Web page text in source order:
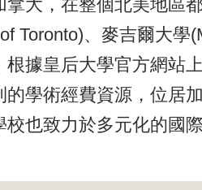
拿大，在整個北美地區
Toronto)、麥吉爾大學
根據皇后大學官方網站
的學術經費資源，位居
校也致力於多元化的國